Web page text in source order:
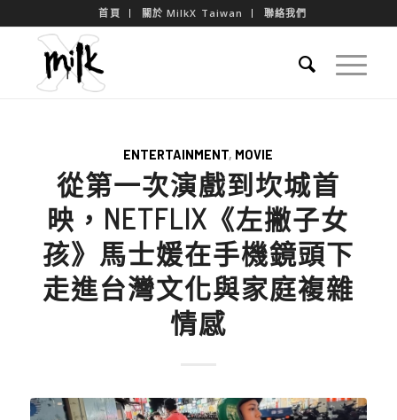
首頁 關於 MilkX Taiwan 聯絡我們
ENTERTAINMENT, MOVIE
從第一次演戲到坎城首
映，NETFLIX《左撇子女
孩》馬士媛在手機鏡頭下
走進台灣文化與家庭複雜
情感